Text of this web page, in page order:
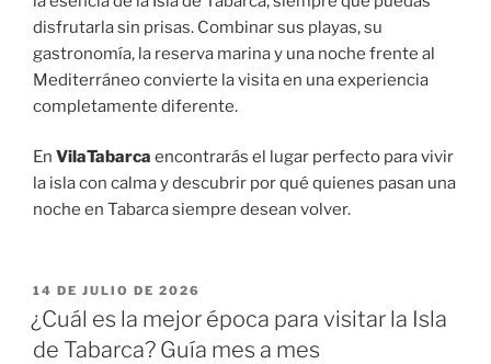
disfrutarla sin prisas. Combinar sus playas, su
gastronomía, la reserva marina y una noche frente al
Mediterráneo convierte la visita en una experiencia
completamente diferente.
En VilaTabarca encontrarás el lugar perfecto para vivir
la isla con calma y descubrir por qué quienes pasan una
noche en Tabarca siempre desean volver.
14 DE JULIO DE 2026
¿Cuál es la mejor época para visitar la Isla
de Tabarca? Guía mes a mes